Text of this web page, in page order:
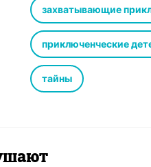
головой, приклеиваясь
захватывающие
приключенческие
тайны